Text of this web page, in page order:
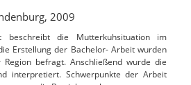
2009
beschreibt die Mutterkuhsituation im
Erstellung der Bachelor- Arbeit wurden
befragt. Anschließend wurde die
interpretiert. Schwerpunkte der Arbeit